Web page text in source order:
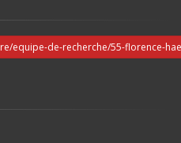
equipe-de-recherche/55-florence-